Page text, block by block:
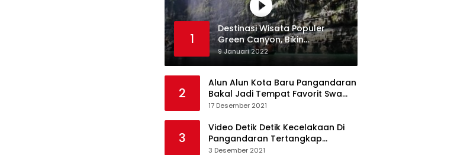
1
Destinasi Wisata Populer
Green Canyon, Bikin
Ketagihan Wisatawan
9 Januari 2022
2
Alun Alun Kota Baru Pangandaran
Bakal Jadi Tempat Favorit Swa
Foto Selfie
17 Desember 2021
3
Video Detik Detik Kecelakaan Di
Pangandaran Tertangkap
Kamera Handphone
3 Desember 2021